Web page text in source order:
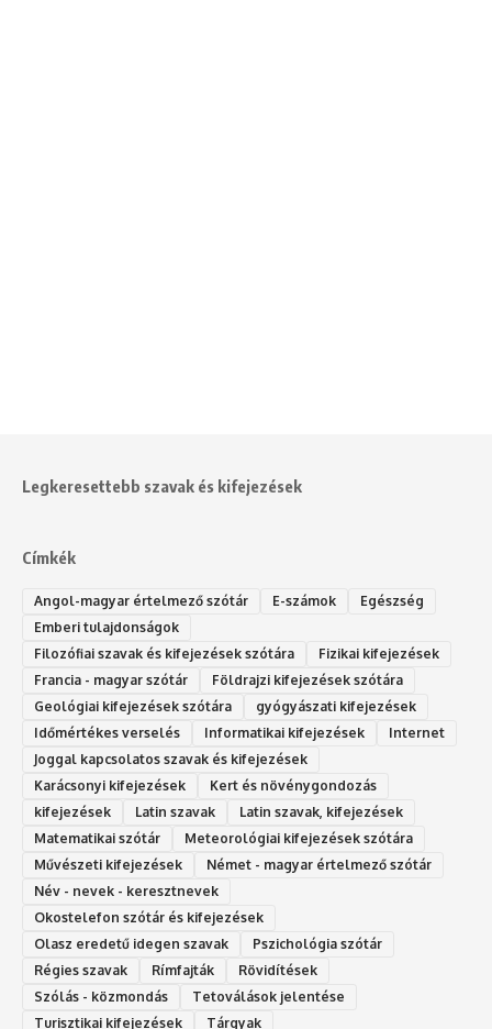
Legkeresettebb szavak és kifejezések
Címkék
Angol-magyar értelmező szótár E-számok
Egészség
Emberi tulajdonságok
Filozófiai szavak és kifejezések szótára
Fizikai kifejezések
Francia - magyar szótár
Földrajzi kifejezések szótára
Geológiai kifejezések szótára
gyógyászati kifejezések
Időmértékes verselés
Informatikai kifejezések
Internet
Joggal kapcsolatos szavak és kifejezések
Karácsonyi kifejezések
Kert és növénygondozás
kifejezések
Latin szavak
Latin szavak, kifejezések
Matematikai szótár
Meteorológiai kifejezések szótára
Művészeti kifejezések
Német - magyar értelmező szótár
Név - nevek - keresztnevek
Okostelefon szótár és kifejezések
Olasz eredetű idegen szavak
Ps‮gólohciz‬ia s‮átóz‬r
Régies szavak
Rímfajták
Rövidítések
Szólás - közmondás
Tetoválások jelentése
Turisztikai kifejezések
Tárgyak